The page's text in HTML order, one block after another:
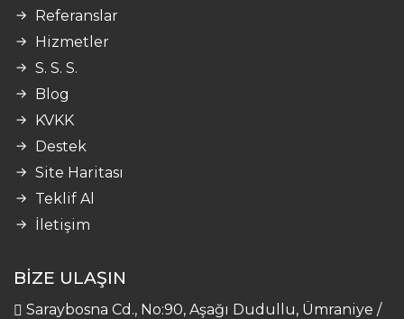
Referanslar
Hizmetler
S. S. S.
Blog
KVKK
Destek
Site Haritası
Teklif Al
İletişim
BİZE ULAŞIN
Saraybosna Cd., No:90, Aşağı Dudullu, Ümraniye /